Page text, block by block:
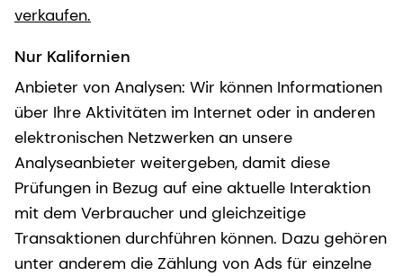
verkaufen.
Nur Kalifornien
Anbieter von Analysen: Wir können Informationen
über Ihre Aktivitäten im Internet oder in anderen
elektronischen Netzwerken an unsere
Analyseanbieter weitergeben, damit diese
Prüfungen in Bezug auf eine aktuelle Interaktion
mit dem Verbraucher und gleichzeitige
Transaktionen durchführen können. Dazu gehören
unter anderem die Zählung von Ads für einzelne